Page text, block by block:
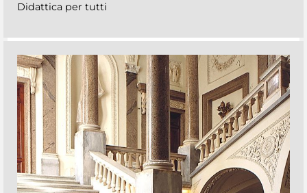
Didattica per tutti